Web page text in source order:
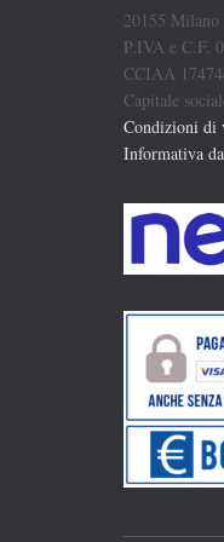
20155 Milano
P.IVA e C.F.
CCIAA
Capitale
Condizioni di
Informativa